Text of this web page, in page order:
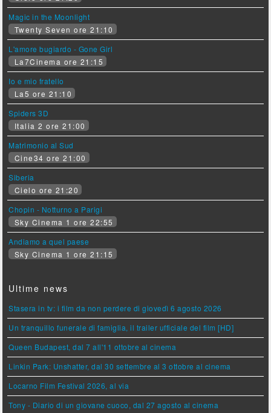
Magic in the Moonlight
Twenty Seven ore 21:10
L'amore bugiardo - Gone Girl
La7Cinema ore 21:15
Io e mio fratello
La5 ore 21:10
Spiders 3D
Italia 2 ore 21:00
Matrimonio al Sud
Cine34 ore 21:00
Siberia
Cielo ore 21:20
Chopin - Notturno a Parigi
Sky Cinema 1 ore 22:55
Andiamo a quel paese
Sky Cinema 1 ore 21:15
Ultime news
Stasera in tv: i film da non perdere di giovedì 6 agosto 2026
Un tranquillo funerale di famiglia, il trailer ufficiale del film [HD]
Queen Budapest, dal 7 all'11 ottobre al cinema
Linkin Park: Unshatter, dal 30 settembre al 3 ottobre al cinema
Locarno Film Festival 2026, al via
Tony - Diario di un giovane cuoco, dal 27 agosto al cinema